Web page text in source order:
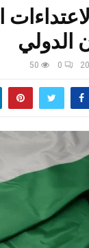
الدولي
0
50